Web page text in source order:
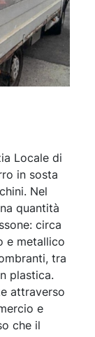
Locale di
in sosta
Nel
quantità
circa
e metallico
tra
plastica.
attraverso
e
che il